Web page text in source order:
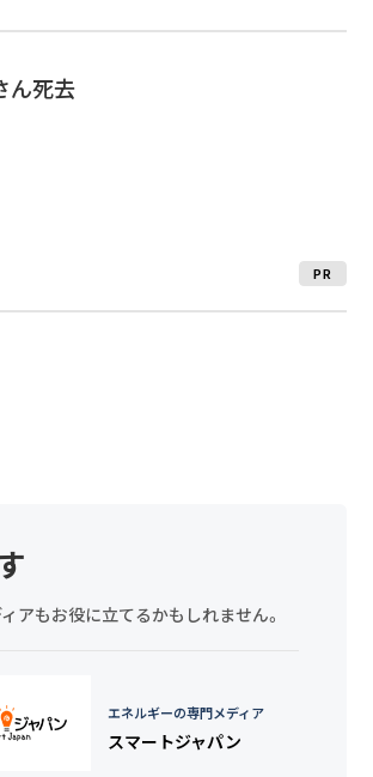
ん死去
PR
アもお役に立てるかもしれません。
エネルギーの専門メディア
スマートジャパン